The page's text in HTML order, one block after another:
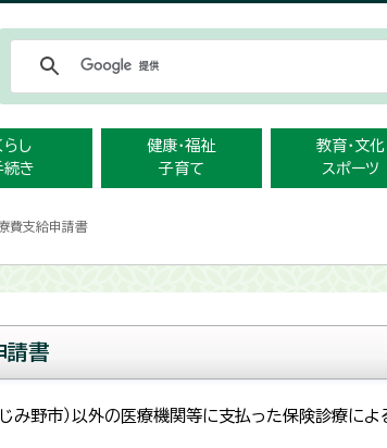
らし
続き
健康・福祉
子育て
教育・文化
スポーツ
費支給申請書
請書
じみ野市）以外の医療機関等に支払った保険診療に